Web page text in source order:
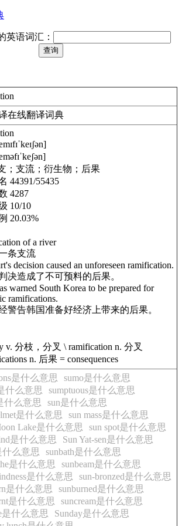
英语词汇：
在线翻译词典
；支流；衍生物；后果
44391/55435
4287
10/10
20.03%
of a river
条支流
decision caused an unforeseen ramification.
决造成了不可预料的后果。
warned South Korea to be prepared for
ramifications.
警告韩国准备好经济上带来的后果。
v. 分枝，分叉 \ ramification n. 分叉
n. 后果 = consequences
是什么意思
sumo是什么意思
什么意思
sumptuous是什么意思
什么意思
sun是什么意思
是什么意思
sun mass是什么意思
Lake是什么意思
sun spot是什么意思
是什么意思
Sun Yat-sen是什么意思
什么意思
sunbath是什么意思
是什么意思
sunbeam是什么意思
是什么意思
sun-bronzed是什么意思
是什么意思
sunburned是什么意思
是什么意思
suncream是什么意思
是什么意思
Sunday是什么意思